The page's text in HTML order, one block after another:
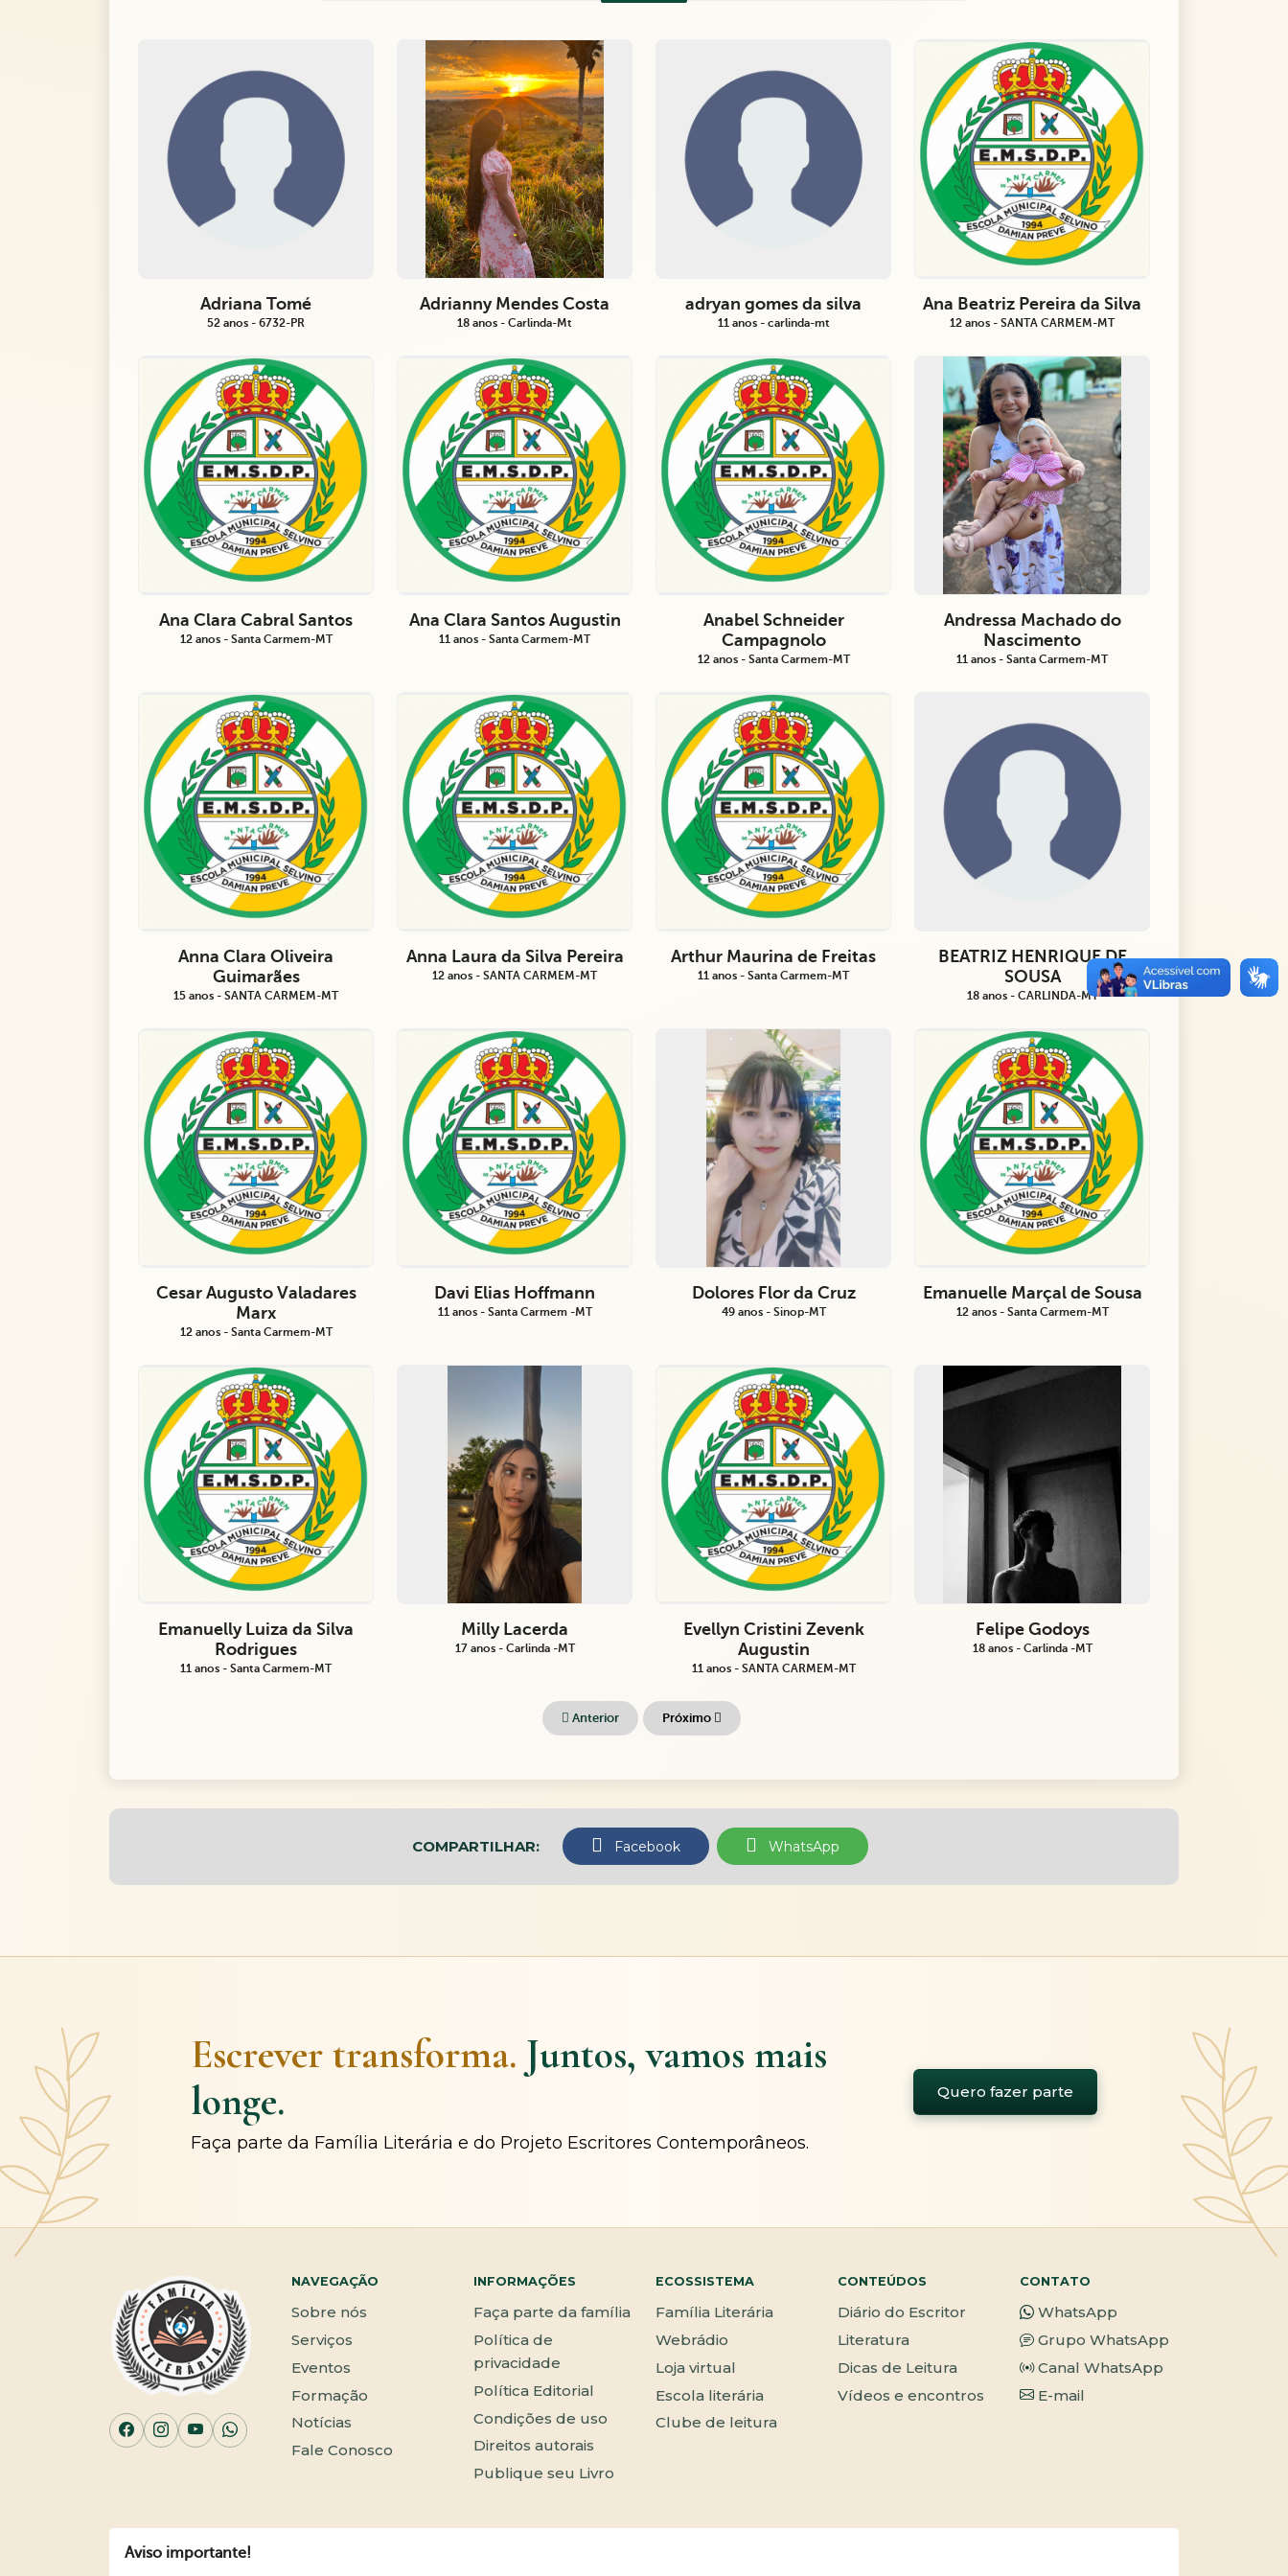
Adriana Tomé
52 anos - 6732-PR
Adrianny Mendes Costa
18 anos - Carlinda-Mt
adryan gomes da silva
11 anos - carlinda-mt
Ana Beatriz Pereira da Silva
12 anos - SANTA CARMEM-MT
Ana Clara Cabral Santos
12 anos - Santa Carmem-MT
Ana Clara Santos Augustin
11 anos - Santa Carmem-MT
Anabel Schneider
Campagnolo
12 anos - Santa Carmem-MT
Andressa Machado do
Nascimento
11 anos - Santa Carmem-MT
Anna Clara Oliveira
Guimarães
15 anos - SANTA CARMEM-MT
Anna Laura da Silva Pereira
12 anos - SANTA CARMEM-MT
Arthur Maurina de Freitas
11 anos - Santa Carmem-MT
BEATRIZ HENRIQUE DE
SOUSA
18 anos - CARLINDA-MT
Cesar Augusto Valadares
Marx
12 anos - Santa Carmem-MT
Davi Elias Hoffmann
11 anos - Santa Carmem -MT
Dolores Flor da Cruz
49 anos - Sinop-MT
Emanuelle Marçal de Sousa
12 anos - Santa Carmem-MT
Emanuelly Luiza da Silva
Rodrigues
11 anos - Santa Carmem-MT
Milly Lacerda
17 anos - Carlinda -MT
Evellyn Cristini Zevenk
Augustin
11 anos - SANTA CARMEM-MT
Felipe Godoys
18 anos - Carlinda -MT
Anterior Próximo
COMPARTILHAR: Facebook WhatsApp
Escrever transforma. Juntos, vamos mais
longe.
Faça parte da Família Literária e do Projeto Escritores Contemporâneos.
Quero fazer parte
NAVEGAÇÃO
Sobre nós
Serviços
Eventos
Formação
Notícias
Fale Conosco
INFORMAÇÕES
Faça parte da família
Política de
privacidade
Política Editorial
Condições de uso
Direitos autorais
Publique seu Livro
ECOSSISTEMA
Família Literária
Webrádio
Loja virtual
Escola literária
Clube de leitura
CONTEÚDOS
Diário do Escritor
Literatura
Dicas de Leitura
Vídeos e encontros
CONTATO
WhatsApp
Grupo WhatsApp
Canal WhatsApp
E-mail
Aviso importante!